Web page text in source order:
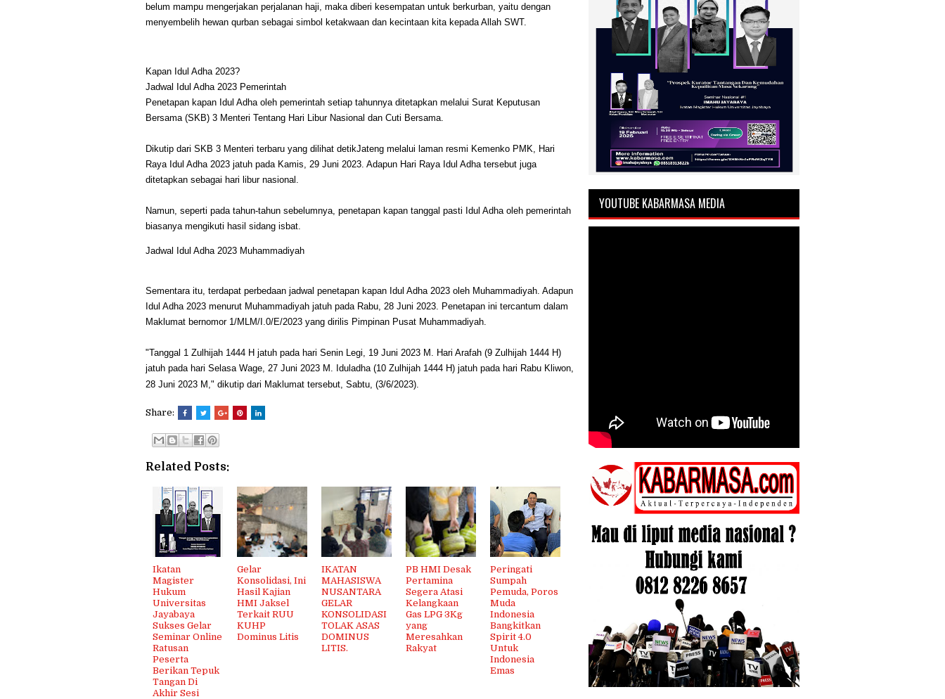
belum mampu mengerjakan perjalanan haji, maka diberi kesempatan untuk berkurban, yaitu dengan
menyembelih hewan qurban sebagai simbol ketakwaan dan kecintaan kita kepada Allah SWT.
Kapan Idul Adha 2023?
Jadwal Idul Adha 2023 Pemerintah
Penetapan kapan Idul Adha oleh pemerintah setiap tahunnya ditetapkan melalui Surat Keputusan
Bersama (SKB) 3 Menteri Tentang Hari Libur Nasional dan Cuti Bersama.
Dikutip dari SKB 3 Menteri terbaru yang dilihat detikJateng melalui laman resmi Kemenko PMK, Hari
Raya Idul Adha 2023 jatuh pada Kamis, 29 Juni 2023. Adapun Hari Raya Idul Adha tersebut juga
ditetapkan sebagai hari libur nasional.
Namun, seperti pada tahun-tahun sebelumnya, penetapan kapan tanggal pasti Idul Adha oleh pemerintah
biasanya mengikuti hasil sidang isbat.
Jadwal Idul Adha 2023 Muhammadiyah
Sementara itu, terdapat perbedaan jadwal penetapan kapan Idul Adha 2023 oleh Muhammadiyah. Adapun
Idul Adha 2023 menurut Muhammadiyah jatuh pada Rabu, 28 Juni 2023. Penetapan ini tercantum dalam
Maklumat bernomor 1/MLM/I.0/E/2023 yang dirilis Pimpinan Pusat Muhammadiyah.
"Tanggal 1 Zulhijah 1444 H jatuh pada hari Senin Legi, 19 Juni 2023 M. Hari Arafah (9 Zulhijah 1444 H)
jatuh pada hari Selasa Wage, 27 Juni 2023 M. Iduladha (10 Zulhijah 1444 H) jatuh pada hari Rabu Kliwon,
28 Juni 2023 M," dikutip dari Maklumat tersebut, Sabtu, (3/6/2023).
Share:
Related Posts:
Ikatan
Magister
Hukum
Universitas
Jayabaya
Sukses Gelar
Seminar Online
Ratusan
Peserta
Berikan Tepuk
Tangan Di
Akhir Sesi
Gelar
Konsolidasi, Ini
Hasil Kajian
HMI Jaksel
Terkait RUU
KUHP
Dominus Litis
IKATAN
MAHASISWA
NUSANTARA
GELAR
KONSOLIDASI
TOLAK ASAS
DOMINUS
LITIS.
PB HMI Desak
Pertamina
Segera Atasi
Kelangkaan
Gas LPG 3Kg
yang
Meresahkan
Rakyat
Peringati
Sumpah
Pemuda, Poros
Muda
Indonesia
Bangkitkan
Spirit 4.0
Untuk
Indonesia
Emas
YOUTUBE KABARMASA MEDIA